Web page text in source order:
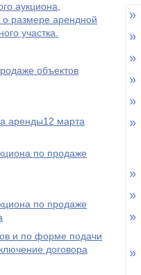
аукциона,
о размере арендной
участка.
объектов
аренды12 марта
по продаже
по продаже
и по форме подачи
договора